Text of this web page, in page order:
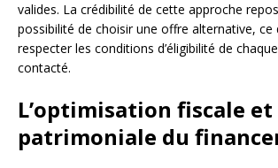
valides. La crédibilité de cette approche
possibilité de choisir une offre alternative, ce
respecter les conditions d’éligibilité de
contacté.
L’optimisation fiscale et
patrimoniale du